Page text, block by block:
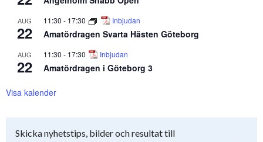
AUG
22
11:30 - 17:30 Inbjudan
Amatördragen Svarta Hästen Göteborg
AUG
22
11:30 - 17:30 Inbjudan
Amatördragen i Göteborg 3
Visa kalender
Skicka nyhetstips, bilder och resultat till